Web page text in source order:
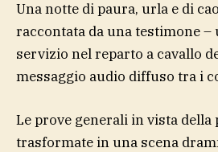
Una notte di paura, urla e di
raccontata da una testimone
servizio nel reparto a cavallo
messaggio audio diffuso tra i
Le prove generali in vista della
trasformate in una scena